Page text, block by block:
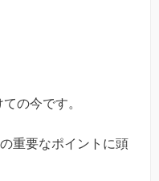
の今です。
重要なポイントに頭